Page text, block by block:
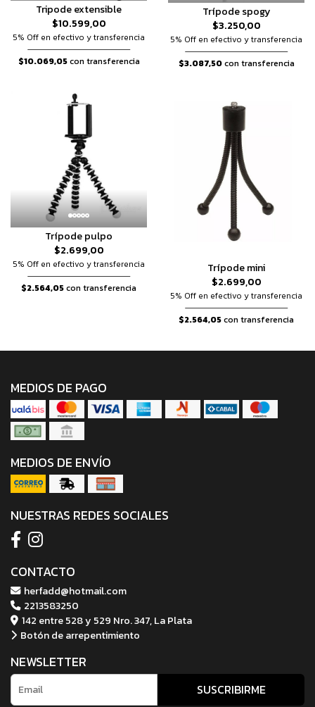
Tripode extensible
$10.599,00
5% Off en efectivo y transferencia
$10.069,05con transferencia
Trípode spogy
$3.250,00
5% Off en efectivo y transferencia
$3.087,50con transferencia
Trípode pulpo
$2.699,00
5% Off en efectivo y transferencia
$2.564,05con transferencia
Trípode mini
$2.699,00
5% Off en efectivo y transferencia
$2.564,05con transferencia
MEDIOS DE PAGO
MEDIOS DE ENVÍO
NUESTRAS REDES SOCIALES
CONTACTO
herfadd@hotmail.com
2213583250
142 entre 528 y 529 Nro. 347, La Plata
Botón de arrepentimiento
NEWSLETTER
SUSCRIBIRME